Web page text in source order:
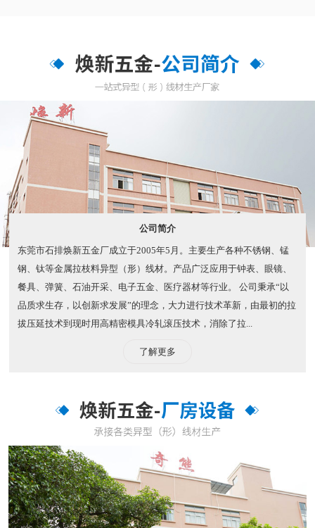
公司简介
东莞市石排焕新五金厂成立于2005年5月。主要生产各种不锈钢、锰
钢、钛等金属拉枝料异型（形）线材。产品广泛应用于钟表、眼镜、
餐具、弹簧、石油开采、电子五金、医疗器材等行业。 公司秉承“以
品质求生存，以创新求发展”的理念，大力进行技术革新，由最初的拉
拔压延技术到现时用高精密模具冷轧滚压技术，消除了拉...
了解更多